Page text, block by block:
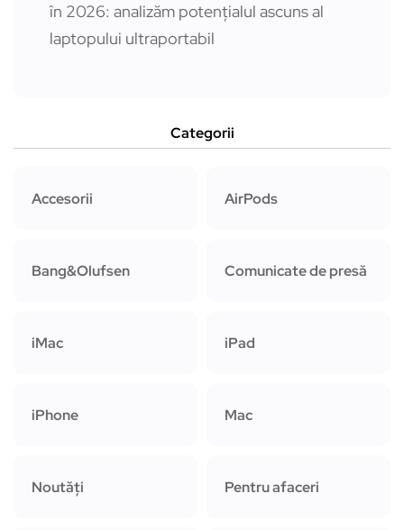
în 2026: analizăm potențialul ascuns al
laptopului ultraportabil
Categorii
Accesorii AirPods
Bang&Olufsen Comunicate de presă
iMac iPad
iPhone Mac
Noutăți Pentru afaceri